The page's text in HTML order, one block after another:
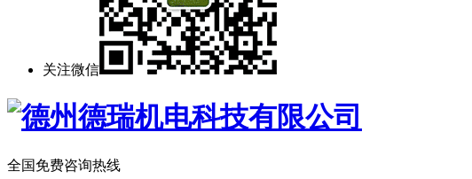
关注微信
全国免费咨询热线